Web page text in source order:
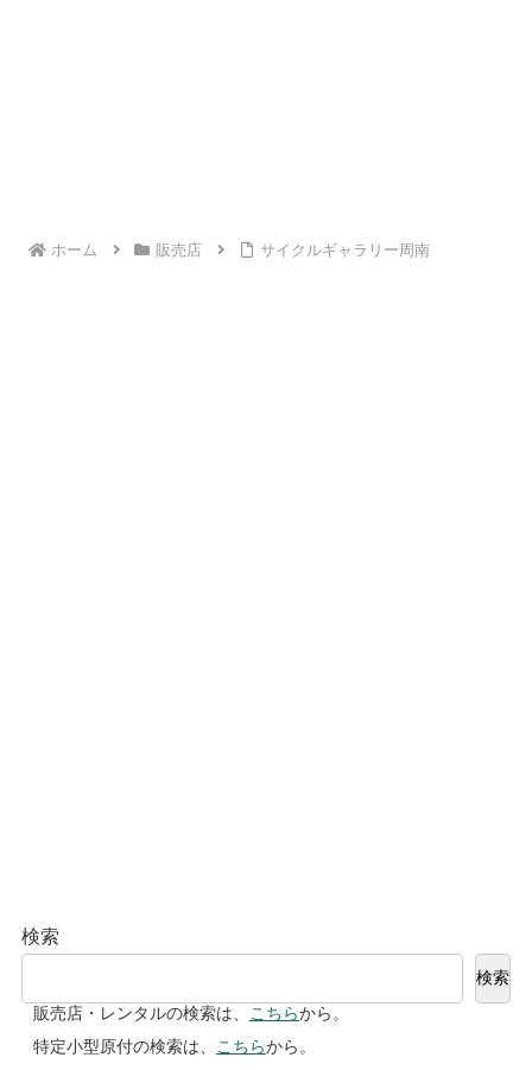
ホーム 販売店 サイクルギャラリー周南
検索
検索
販売店・レンタルの検索は、
こちらから。
特定小型原付の検索は、
こちらから。